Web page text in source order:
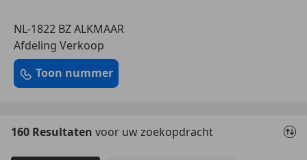
NL-1822 BZ ALKMAAR
Afdeling Verkoop
Toon nummer
160 Resultaten voor uw zoekopdracht